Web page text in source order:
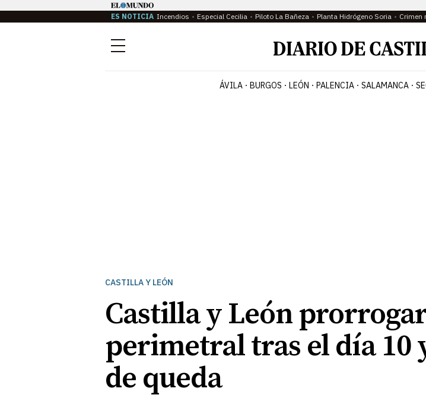
ES NOTICIA Incendios Especial Cecilia Piloto La Bañeza Planta Hidrógeno Soria Crimen
Menú
ÁVILA BURGOS LEÓN PALENCIA SALAMANCA
CASTILLA Y LEÓN
Castilla y León
perimetral tras el día 10
de queda